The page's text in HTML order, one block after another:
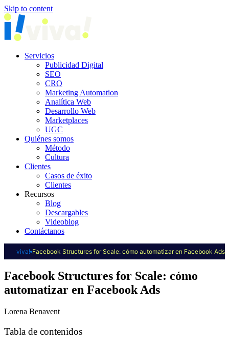
Skip to content
Servicios
Publicidad Digital
SEO
CRO
Marketing Automation
Analítica Web
Desarrollo Web
Marketplaces
UGC
Quiénes somos
Método
Cultura
Clientes
Casos de éxito
Clientes
Recursos
Blog
Descargables
Videoblog
Contáctanos
viva! Facebook Structures for Scale: cómo automatizar en Facebook Ads
Facebook Structures for Scale: cómo
automatizar en Facebook Ads
Lorena Benavent
Tabla de contenidos